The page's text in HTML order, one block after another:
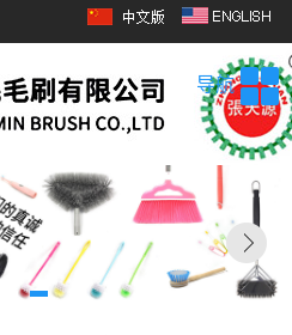
导航